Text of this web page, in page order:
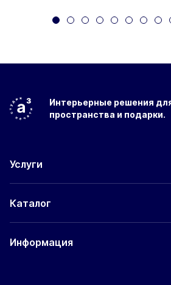
Интерьерные решения
пространства и подарки.
Услуги
Каталог
Информация